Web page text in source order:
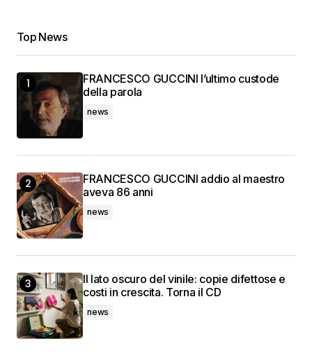
Top News
FRANCESCO GUCCINI l’ultimo custode
della parola
news
FRANCESCO GUCCINI addio al maestro
aveva 86 anni
news
Il lato oscuro del vinile: copie difettose e
costi in crescita. Torna il CD
news